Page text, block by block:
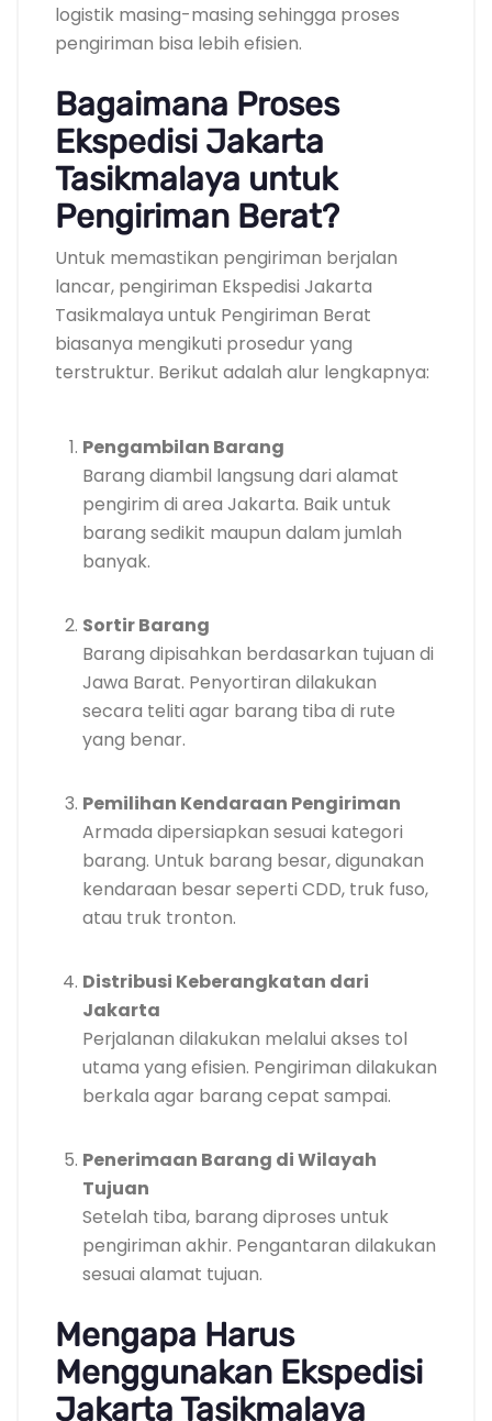
logistik masing-masing sehingga proses
pengiriman bisa lebih efisien.
Bagaimana Proses
Ekspedisi Jakarta
Tasikmalaya untuk
Pengiriman Berat?
Untuk memastikan pengiriman berjalan
lancar, pengiriman Ekspedisi Jakarta
Tasikmalaya untuk Pengiriman Berat
biasanya mengikuti prosedur yang
terstruktur. Berikut adalah alur lengkapnya:
Pengambilan Barang
Barang diambil langsung dari alamat
pengirim di area Jakarta. Baik untuk
barang sedikit maupun dalam jumlah
banyak.
Sortir Barang
Barang dipisahkan berdasarkan tujuan di
Jawa Barat. Penyortiran dilakukan
secara teliti agar barang tiba di rute
yang benar.
Pemilihan Kendaraan Pengiriman
Armada dipersiapkan sesuai kategori
barang. Untuk barang besar, digunakan
kendaraan besar seperti CDD, truk fuso,
atau truk tronton.
Distribusi Keberangkatan dari
Jakarta
Perjalanan dilakukan melalui akses tol
utama yang efisien. Pengiriman dilakukan
berkala agar barang cepat sampai.
Penerimaan Barang di Wilayah
Tujuan
Setelah tiba, barang diproses untuk
pengiriman akhir. Pengantaran dilakukan
sesuai alamat tujuan.
Mengapa Harus
Menggunakan Ekspedisi
Jakarta Tasikmalaya